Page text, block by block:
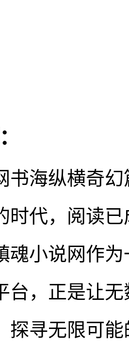
书海纵横奇
时代，阅读
魂小说网作
台，正是让
探寻无限可